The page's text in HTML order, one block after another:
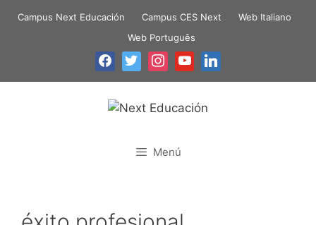
Campus Next Educación Campus CES Next
Web Italiano
Web Português
Menú